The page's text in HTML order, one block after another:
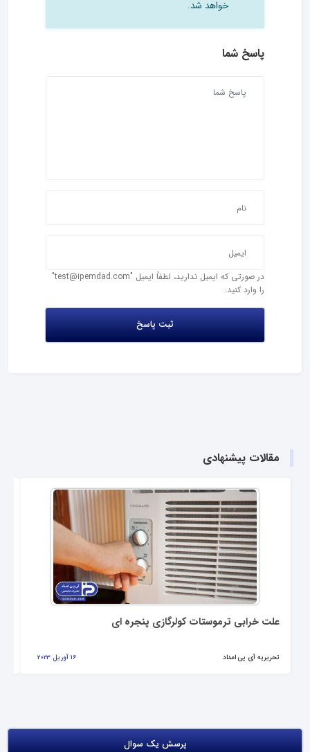
خواهد شد.
پاسخ شما
در صورتی که ایمیل ندارید، لطفاً ایمیل "test@ipemdad.com"
را وارد کنید.
مقالات پیشنهادی
علت خرابی ترموستات کولرگازی پنجره ای
تحریریه آی پی امداد 16 آوریل 2023
پرسش یک سوال